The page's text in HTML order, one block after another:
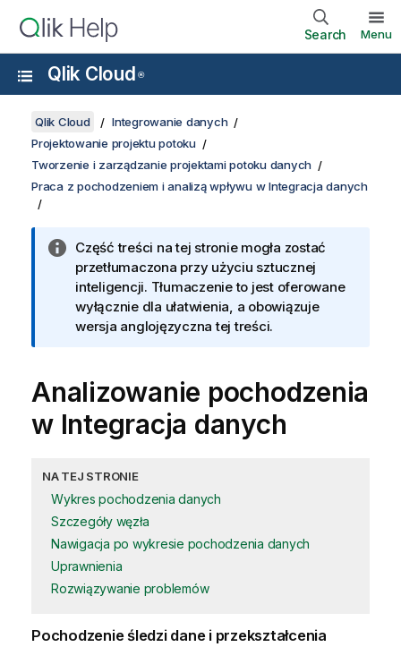
Search Menu
Qlik Cloud ®
Qlik Cloud
Integrowanie danych
Projektowanie projektu potoku
Tworzenie i zarządzanie projektami potoku danych
Praca z pochodzeniem i analizą wpływu w Integracja danych
Część treści na tej stronie mogła zostać
przetłumaczona przy użyciu sztucznej
inteligencji. Tłumaczenie to jest oferowane
wyłącznie dla ułatwienia, a obowiązuje
wersja anglojęzyczna tej treści.
Analizowanie pochodzenia
w Integracja danych
NA TEJ STRONIE
Wykres pochodzenia danych
Szczegóły węzła
Nawigacja po wykresie pochodzenia danych
Uprawnienia
Rozwiązywanie problemów
Pochodzenie śledzi dane i przekształcenia